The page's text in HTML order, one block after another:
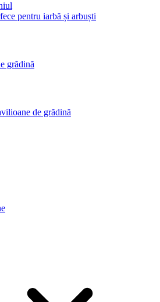
pentru iarbă și arbuști
grădină
de grădină